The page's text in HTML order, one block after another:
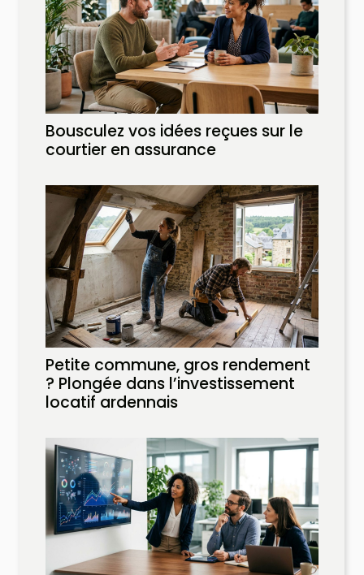
Bousculez vos idées reçues sur le
courtier en assurance
Petite commune, gros rendement
? Plongée dans l’investissement
locatif ardennais